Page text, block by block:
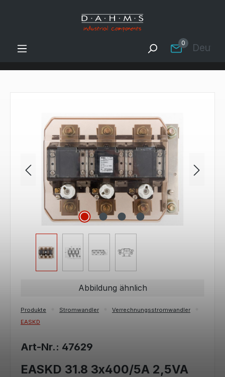
Zum Hauptinhalt springen
0
Bildergalerie überspringen
Abbildung ähnlich
Produkte Stromwandler
Verrechnungsstromwandler
EASKD
Art-Nr.: 47629
EASKD 31.8 3x400/5A 2,5VA